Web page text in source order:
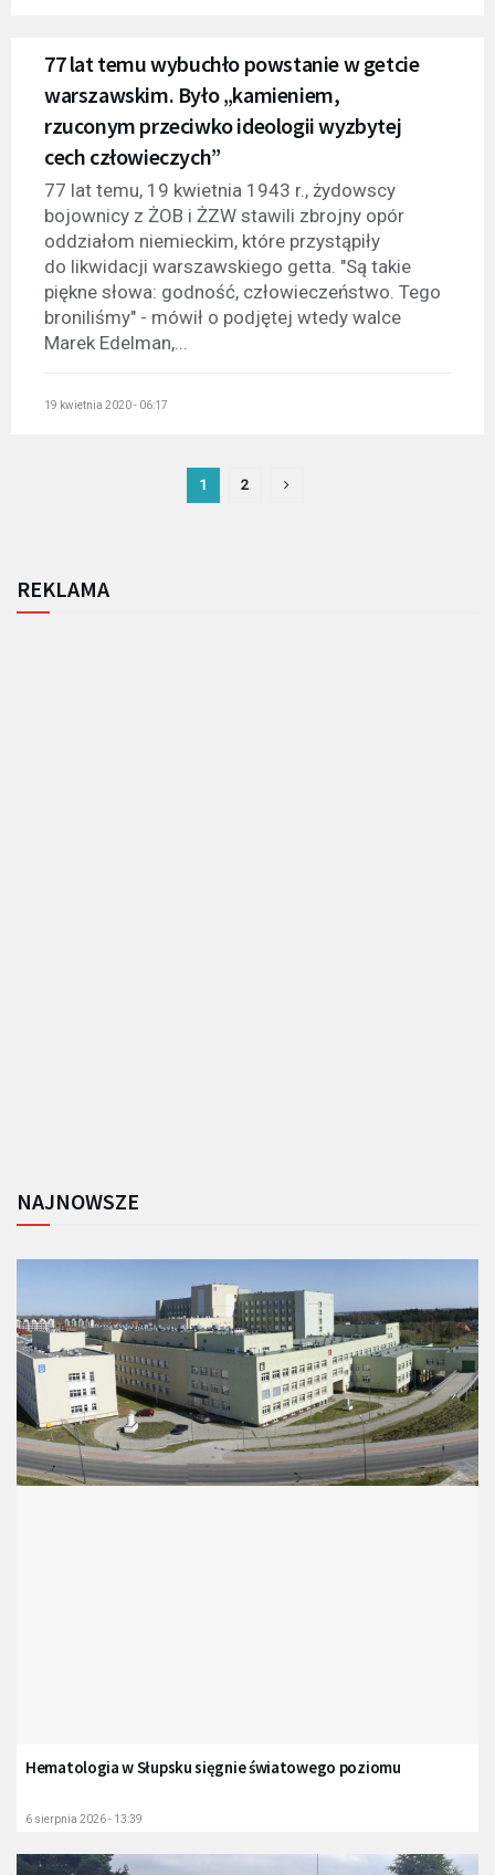
77 lat temu wybuchło powstanie w getcie
warszawskim. Było „kamieniem,
rzuconym przeciwko ideologii wyzbytej
cech człowieczych”
77 lat temu, 19 kwietnia 1943 r., żydowscy
bojownicy z ŻOB i ŻZW stawili zbrojny opór
oddziałom niemieckim, które przystąpiły
do likwidacji warszawskiego getta. "Są takie
piękne słowa: godność, człowieczeństwo. Tego
broniliśmy" - mówił o podjętej wtedy walce
Marek Edelman,...
19 kwietnia 2020 - 06:17
1 2
REKLAMA
NAJNOWSZE
Hematologia w Słupsku sięgnie światowego poziomu
6 sierpnia 2026 - 13:39